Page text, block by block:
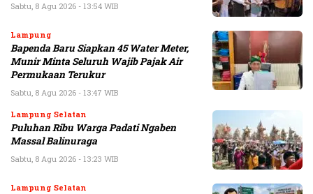
Sabtu, 8 Agu 2026 - 13:54 WIB
Lampung
Bapenda Baru Siapkan 45 Water Meter,
Munir Minta Seluruh Wajib Pajak Air
Permukaan Terukur
Sabtu, 8 Agu 2026 - 13:47 WIB
Lampung Selatan
Puluhan Ribu Warga Padati Ngaben
Massal Balinuraga
Sabtu, 8 Agu 2026 - 13:23 WIB
Lampung Selatan